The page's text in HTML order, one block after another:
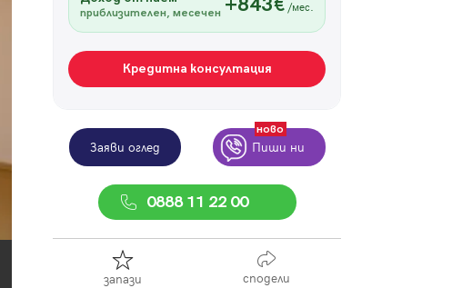
приблизителен, месечен /мес.
Кредитна консултация
Заяви оглед Пиши ни
ново
0888 11 22 00
запази сподели